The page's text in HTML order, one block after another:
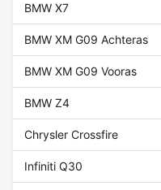
BMW X7
BMW XM G09 Achteras
BMW XM G09 Vooras
BMW Z4
Chrysler Crossfire
Infiniti Q30